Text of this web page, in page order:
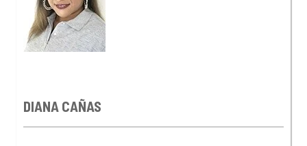
DIANA CAÑAS